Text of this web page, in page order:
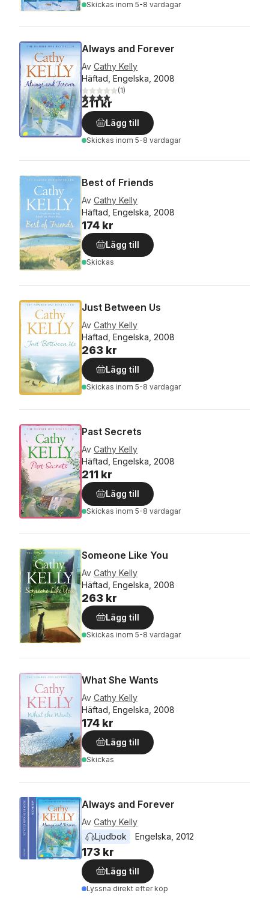
Skickas inom 5-8 vardagar
Always and Forever
Av Cathy Kelly
Häftad, Engelska, 2008
4,0utav 5 stjärnor. Totalt antal röster:
(1)
211 kr
Lägg till
Skickas inom 5-8 vardagar
Best of Friends
Av Cathy Kelly
Häftad, Engelska, 2008
174 kr
Lägg till
Skickas
Just Between Us
Av Cathy Kelly
Häftad, Engelska, 2008
263 kr
Lägg till
Skickas inom 5-8 vardagar
Past Secrets
Av Cathy Kelly
Häftad, Engelska, 2008
211 kr
Lägg till
Skickas inom 5-8 vardagar
Someone Like You
Av Cathy Kelly
Häftad, Engelska, 2008
263 kr
Lägg till
Skickas inom 5-8 vardagar
What She Wants
Av Cathy Kelly
Häftad, Engelska, 2008
174 kr
Lägg till
Skickas
Always and Forever
Av Cathy Kelly
Ljudbok
Engelska 2012
173 kr
Lägg till
Lyssna direkt efter köp